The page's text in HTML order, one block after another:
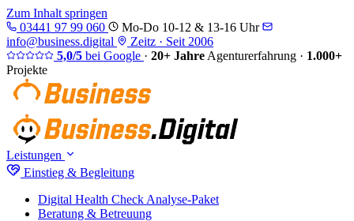
Zum Inhalt springen
03441 97 99 060
Mo-Do 10-12 & 13-16 Uhr
info@business.digital
Zeitz · Seit 2006
5,0/5 bei Google · 20+ Jahre Agenturerfahrung · 1.000+
Projekte
Leistungen
Einstieg & Begleitung
Digital Health Check Analyse-Paket
Beratung & Betreuung